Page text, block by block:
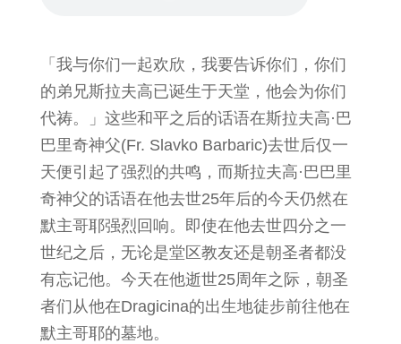
「我与你们一起欢欣，我要告诉你们，你们
的弟兄斯拉夫高已诞生于天堂，他会为你们
代祷。」这些和平之后的话语在斯拉夫高·巴
巴里奇神父(Fr. Slavko Barbaric)去世后仅一
天便引起了强烈的共鸣，而斯拉夫高·巴巴里
奇神父的话语在他去世25年后的今天仍然在
默主哥耶强烈回响。即使在他去世四分之一
世纪之后，无论是堂区教友还是朝圣者都没
有忘记他。今天在他逝世25周年之际，朝圣
者们从他在Dragicina的出生地徒步前往他在
默主哥耶的墓地。